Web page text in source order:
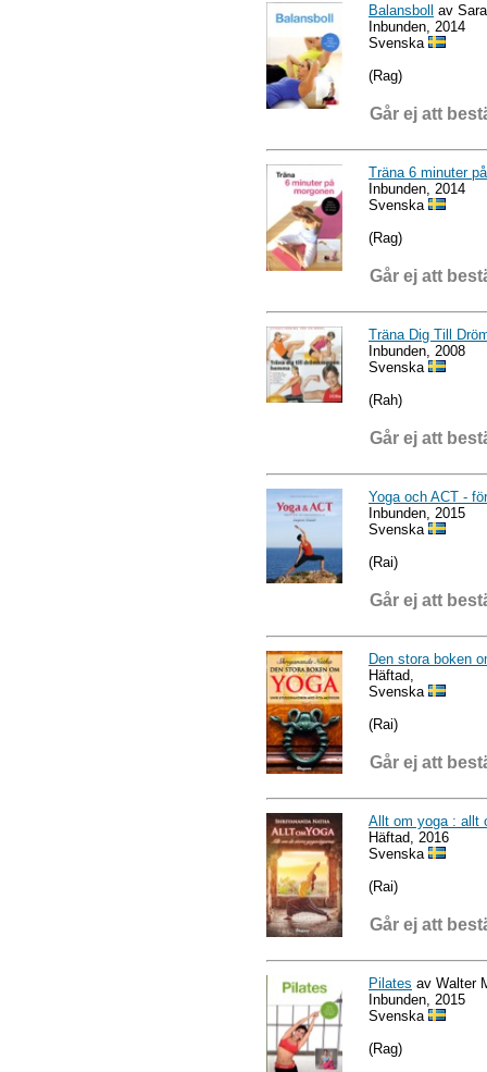
Balansboll
av
Inbunden, 2014
Svenska
(Rag)
Går ej att
Träna 6 minuter
Inbunden, 2014
Svenska
(Rag)
Går ej att
Träna Dig Till
Inbunden, 2008
Svenska
(Rah)
Går ej att
Yoga och ACT -
Inbunden, 2015
Svenska
(Rai)
Går ej att
Den stora boken
Häftad,
Svenska
(Rai)
Går ej att
Allt om yoga : allt
Häftad, 2016
Svenska
(Rai)
Går ej att
Pilates av Walter
Inbunden, 2015
Svenska
(Rag)